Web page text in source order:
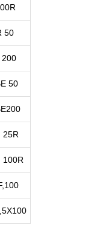
50
200
50
25R
100R